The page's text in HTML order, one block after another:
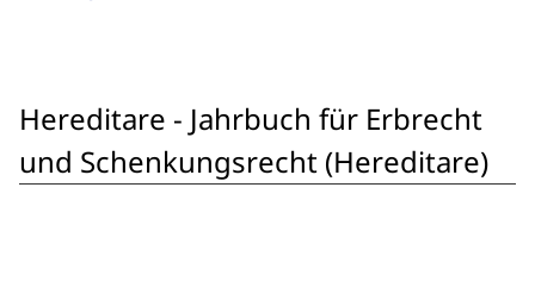
Hereditare - Jahrbuch für Erbrecht
und Schenkungsrecht (Hereditare)